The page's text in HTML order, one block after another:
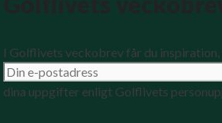
I Golflivets veckobrev får du
dina uppgifter enligt Golflivets